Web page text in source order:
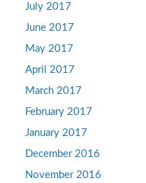
July 2017
June 2017
May 2017
April 2017
March 2017
February 2017
January 2017
December 2016
November 2016